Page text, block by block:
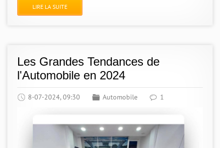
LIRE LA SUITE
Les Grandes Tendances de
l'Automobile en 2024
8-07-2024, 09:30 Automobile 1